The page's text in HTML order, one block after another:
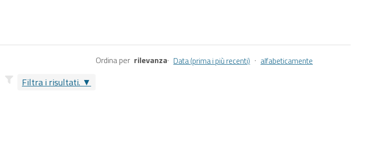
Filtra i risultati.
Ordina per rilevanza· Data (prima i più recenti) · alfabeticamente